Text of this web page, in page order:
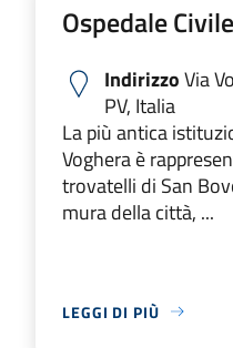
Ospedale
IndirizzoVia
PV, Italia
La più antica
Voghera è
trovatelli di San
mura della città, ...
LEGGI DI PIÙ